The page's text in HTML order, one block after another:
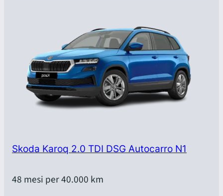
Skoda Karoq 2.0 TDI DSG Autocarro N1
48 mesi per 40.000 km